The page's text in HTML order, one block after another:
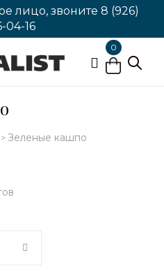
лицо, звоните 8 (926)
04-16
0
>Зеленые кашпо